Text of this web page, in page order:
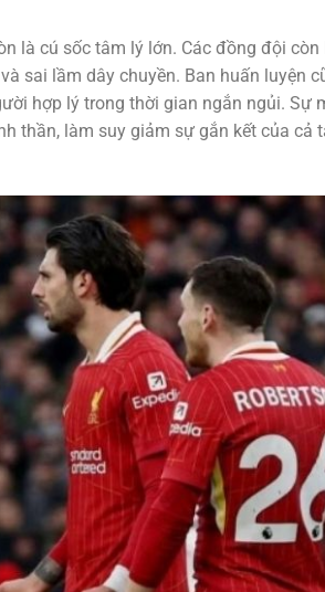
là cú sốc tâm lý lớn. Các đồng đội còn
sai lầm dây chuyền. Ban huấn luyện
hợp lý trong thời gian ngắn ngủi. Sự
thần, làm suy giảm sự gắn kết của cả